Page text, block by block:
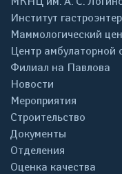
Институт
Маммологический
Центр амбулаторной
Филиал на Павлова
Новости
Мероприятия
Строительство
Документы
Отделения
Оценка качества